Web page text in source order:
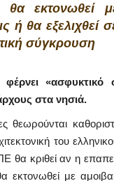
εκτονωθεί
ή θα εξελιχθεί
σύγκρουση
«ασφυκτικό
στα νησιά.
θεωρούνται
του
θα κριθεί αν η
εκτονωθεί με